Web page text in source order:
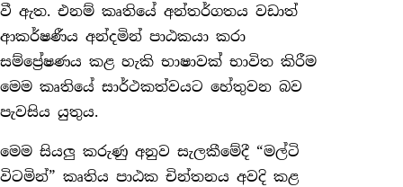
වී ඇත. එනම් කෘතියේ අන්තර්ගතය වඩාත්
ආකර්ෂණීය අන්දමින් පාඨකයා කරා
සම්ප්‍රේෂණය කළ හැකි භාෂාවක් භාවිත කිරීම
මෙම කෘතියේ සාර්ථකත්වයට හේතුවන බව
පැවසිය යුතුය.
මෙම සියලු කරුණු අනුව සැලකීමේදී “මල්ටි
විටමින්” කෘතිය පාඨක චින්තනය අවදි කළ